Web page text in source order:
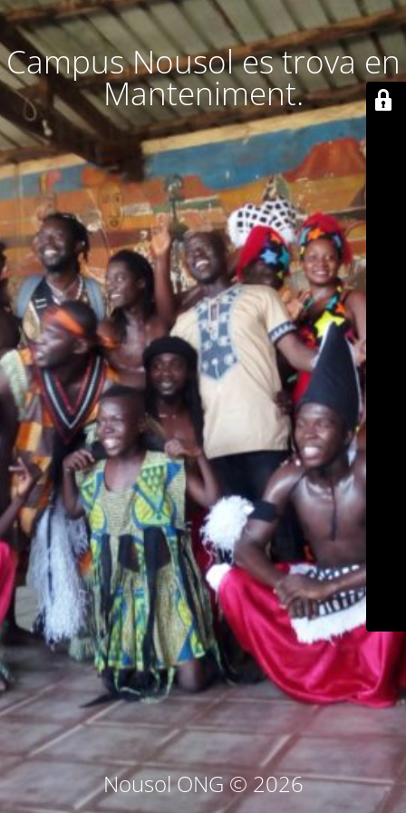
Campus Nousol es trova en
Manteniment.
Nousol ONG © 2026